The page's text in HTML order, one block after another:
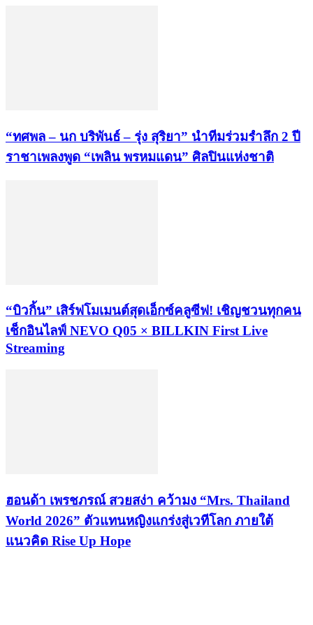
“ทศพล – นก บริพันธ์ – รุ่ง สุริยา” นำทีมร่วมรำลึก 2 ปี
ราชาเพลงพูด “เพลิน พรหมแดน” ศิลปินแห่งชาติ
“บิวกิ้น” เสิร์ฟโมเมนต์สุดเอ็กซ์คลูซีฟ! เชิญชวนทุกคน
เช็กอินไลฟ์ NEVO Q05 × BILLKIN First Live
Streaming
ฮอนด้า เพรชภรณ์ สวยสง่า คว้ามง “Mrs. Thailand
World 2026” ตัวแทนหญิงแกร่งสู่เวทีโลก ภายใต้
แนวคิด Rise Up Hope